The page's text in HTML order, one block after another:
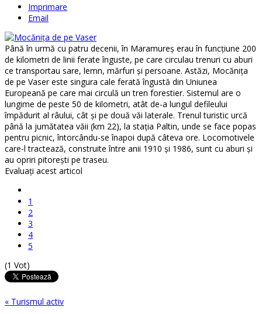
Imprimare
Email
Până în urmă cu patru decenii, în Maramureş erau în funcţiune 200
de kilometri de linii ferate înguste, pe care circulau trenuri cu aburi
ce transportau sare, lemn, mărfuri şi persoane. Astăzi, Mocăniţa
de pe Vaser este singura cale ferată îngustă din Uniunea
Europeană pe care mai circulă un tren forestier. Sistemul are o
lungime de peste 50 de kilometri, atât de-a lungul defileului
împădurit al râului, cât şi pe două văi laterale. Trenul turistic urcă
până la jumătatea văii (km 22), la staţia Paltin, unde se face popas
pentru picnic, întorcându-se înapoi după câteva ore. Locomotivele
care-l tractează, construite între anii 1910 şi 1986, sunt cu aburi şi
au opriri pitoreşti pe traseu.
Evaluaţi acest articol
1
2
3
4
5
(1 Vot)
« Turismul activ